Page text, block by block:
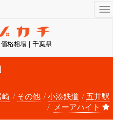
格相場 | 千葉県
崎 その他 小湊鉄道
五井駅
メーアハイト